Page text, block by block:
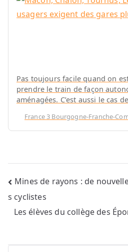
Pas toujours facile quand on
prendre le train de façon
aménagées. C’est aussi le cas
valises… Des actions sont…
France 3 Bourgogne-Franche-
Navigation
de
Mines de rayons : de
s cyclistes
Les élèves du collège des